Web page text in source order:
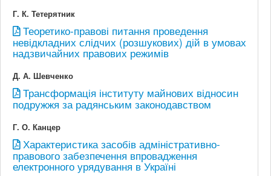
Г. К. Тетерятник
Теоретико-правові питання проведення
невідкладних слідчих (розшукових) дій в умовах
надзвичайних правових режимів
Д. А. Шевченко
Трансформація інституту майнових відносин
подружжя за радянським законодавством
Г. О. Канцер
Характеристика засобів адміністративно-
правового забезпечення впровадження
електронного урядування в Україні